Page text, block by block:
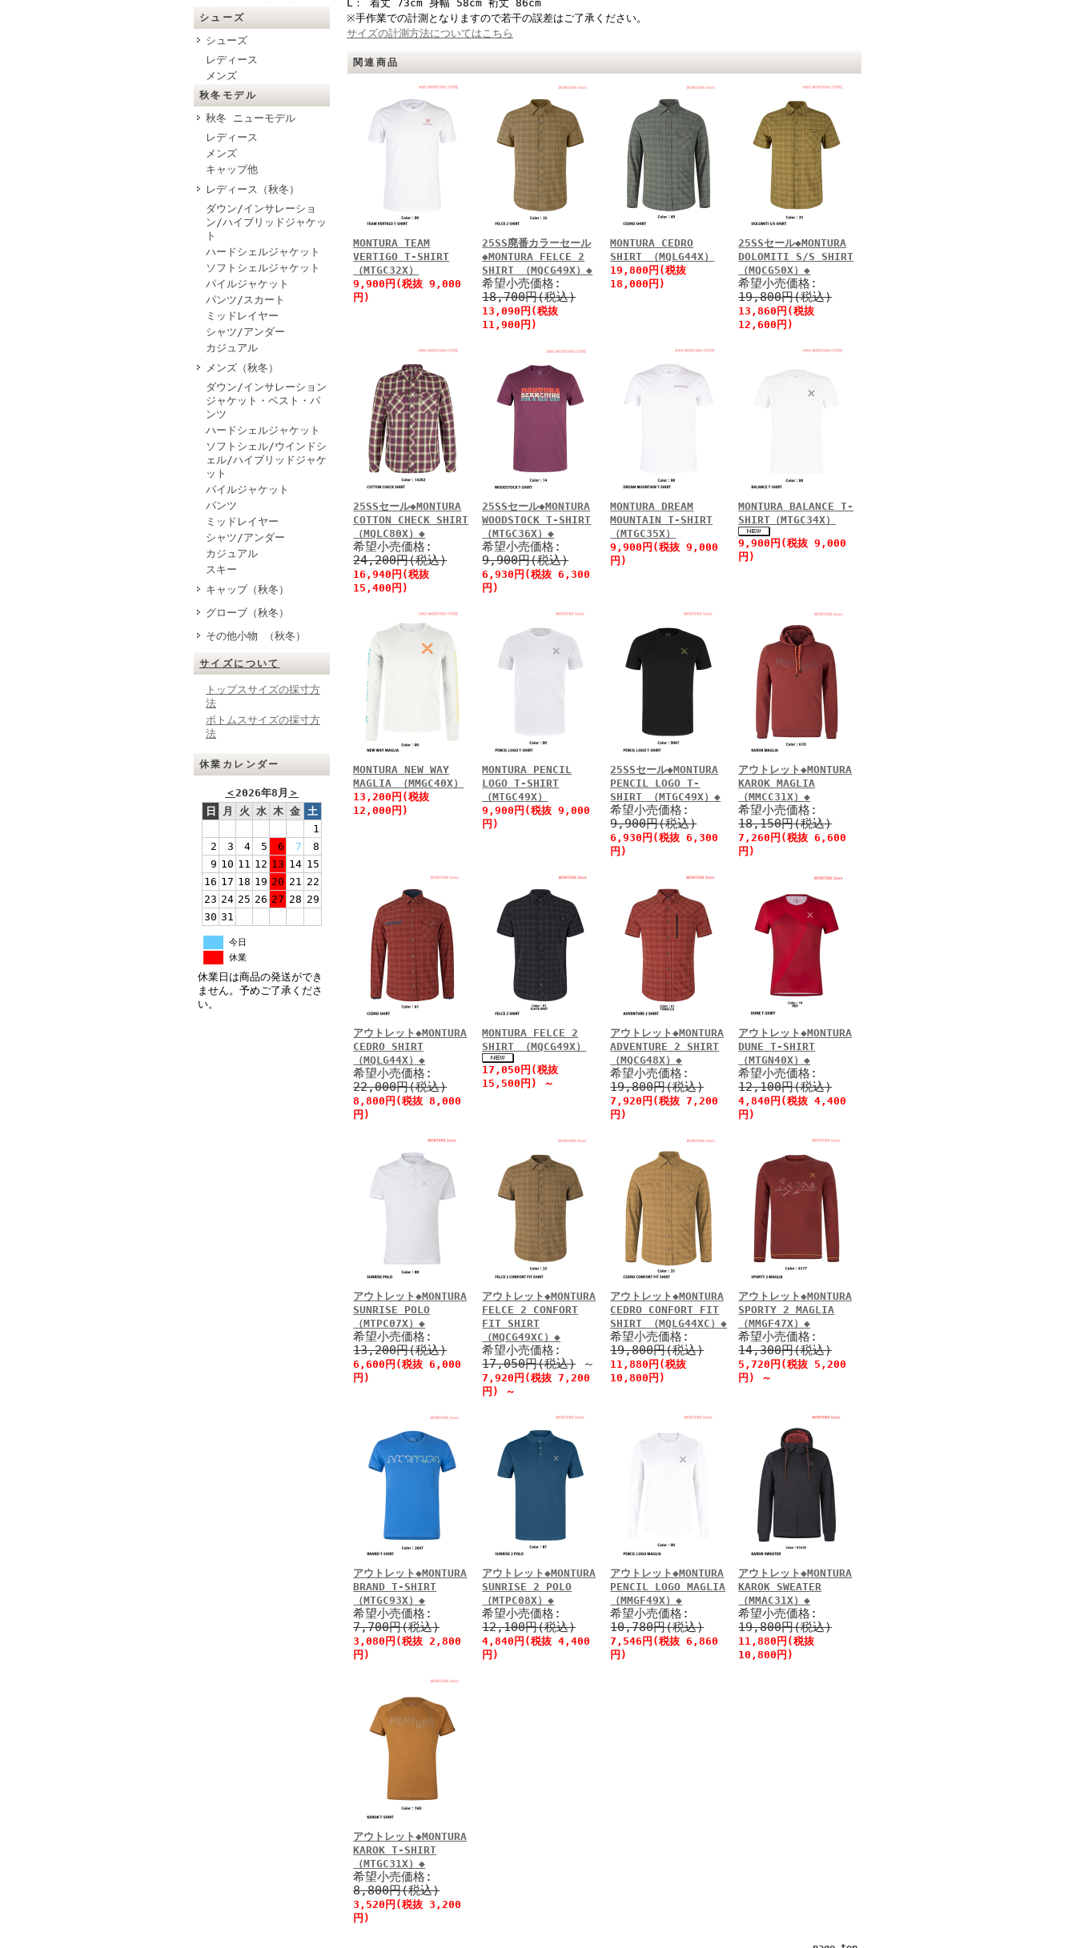
シューズ
シューズ
レディース
メンズ
秋冬モデル
秋冬 ニューモデル
レディース
メンズ
キャップ他
レディース（秋冬）
ダウン/インサレーショ
ン/ハイブリッドジャケッ
ト
ハードシェルジャケット
ソフトシェルジャケット
パイルジャケット
パンツ/スカート
ミッドレイヤー
シャツ/アンダー
カジュアル
メンズ（秋冬）
ダウン/インサレーション
ジャケット・ベスト・パ
ンツ
ハードシェルジャケット
ソフトシェル/ウインドシ
ェル/ハイブリッドジャケ
ット
パイルジャケット
パンツ
ミッドレイヤー
シャツ/アンダー
カジュアル
スキー
キャップ（秋冬）
グローブ（秋冬）
その他小物 （秋冬）
サイズについて
トップスサイズの採寸方
法
ボトムスサイズの採寸方
法
休業カレンダー
＜2026年8月 ＞
日
月 火 水 木 金 土
1
2
3 4 5 6 7
8
9 10 11 12 13 14 15
16 17 18 19 20 21 22
23 24 25 26 27 28 29
30 31
今日
休業
休業日は商品の発送ができ
ません。予めご了承くださ
い。
L： 着丈 73cm 身幅 58cm 裄丈 86cm
※手作業での計測となりますので若干の誤差はご了承ください。
サイズの計測方法についてはこちら
関連商品
MONTURA TEAM
VERTIGO T-SHIRT
（MTGC32X）
9,900円(税抜 9,000
円)
25SS廃番カラーセール
◆MONTURA FELCE 2
SHIRT （MQCG49X）◆
希望小売価格:
18,700円(税込)
13,090円(税抜
11,900円)
MONTURA CEDRO
SHIRT （MQLG44X）
19,800円(税抜
18,000円)
25SSセール◆MONTURA
DOLOMITI S/S SHIRT
（MQCG50X）◆
希望小売価格:
19,800円(税込)
13,860円(税抜
12,600円)
25SSセール◆MONTURA
COTTON CHECK SHIRT
（MQLC80X）◆
希望小売価格:
24,200円(税込)
16,940円(税抜
15,400円)
25SSセール◆MONTURA
WOODSTOCK T-SHIRT
（MTGC36X）◆
希望小売価格:
9,900円(税込)
6,930円(税抜 6,300
円)
MONTURA DREAM
MOUNTAIN T-SHIRT
（MTGC35X）
9,900円(税抜 9,000
円)
MONTURA BALANCE T-
SHIRT（MTGC34X）
9,900円(税抜 9,000
円)
MONTURA NEW WAY
MAGLIA （MMGC40X）
13,200円(税抜
12,000円)
MONTURA PENCIL
LOGO T-SHIRT
（MTGC49X）
9,900円(税抜 9,000
円)
25SSセール◆MONTURA
PENCIL LOGO T-
SHIRT （MTGC49X）◆
希望小売価格:
9,900円(税込)
6,930円(税抜 6,300
円)
アウトレット◆MONTURA
KAROK MAGLIA
（MMCC31X）◆
希望小売価格:
18,150円(税込)
7,260円(税抜 6,600
円)
アウトレット◆MONTURA
CEDRO SHIRT
（MQLG44X）◆
希望小売価格:
22,000円(税込)
8,800円(税抜 8,000
円)
MONTURA FELCE 2
SHIRT （MQCG49X）
17,050円(税抜
15,500円)
～
アウトレット◆MONTURA
ADVENTURE 2 SHIRT
（MQCG48X）◆
希望小売価格:
19,800円(税込)
7,920円(税抜 7,200
円)
アウトレット◆MONTURA
DUNE T-SHIRT
（MTGN40X）◆
希望小売価格:
12,100円(税込)
4,840円(税抜 4,400
円)
アウトレット◆MONTURA
SUNRISE POLO
（MTPC07X）◆
希望小売価格:
13,200円(税込)
6,600円(税抜 6,000
円)
アウトレット◆MONTURA
FELCE 2 CONFORT
FIT SHIRT
（MQCG49XC）◆
希望小売価格:
17,050円(税込)
～
7,920円(税抜 7,200
円)
～
アウトレット◆MONTURA
CEDRO CONFORT FIT
SHIRT （MQLG44XC）◆
希望小売価格:
19,800円(税込)
11,880円(税抜
10,800円)
アウトレット◆MONTURA
SPORTY 2 MAGLIA
（MMGF47X）◆
希望小売価格:
14,300円(税込)
5,720円(税抜 5,200
円)
～
アウトレット◆MONTURA
BRAND T-SHIRT
（MTGC93X）◆
希望小売価格:
7,700円(税込)
3,080円(税抜 2,800
円)
アウトレット◆MONTURA
SUNRISE 2 POLO
（MTPC08X）◆
希望小売価格:
12,100円(税込)
4,840円(税抜 4,400
円)
アウトレット◆MONTURA
PENCIL LOGO MAGLIA
（MMGF49X）◆
希望小売価格:
10,780円(税込)
7,546円(税抜 6,860
円)
アウトレット◆MONTURA
KAROK SWEATER
（MMAC31X）◆
希望小売価格:
19,800円(税込)
11,880円(税抜
10,800円)
アウトレット◆MONTURA
KAROK T-SHIRT
（MTGC31X）◆
希望小売価格:
8,800円(税込)
3,520円(税抜 3,200
円)